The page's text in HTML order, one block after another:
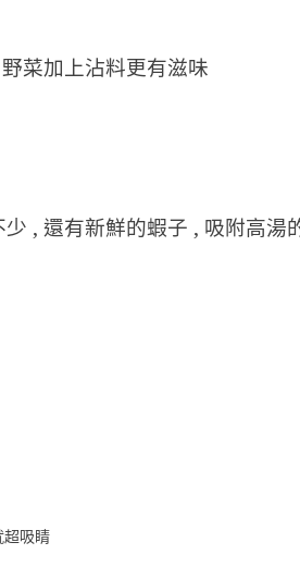
菜加上沾料更有滋味
, 還有新鮮的蝦子 , 吸附高湯
超吸睛